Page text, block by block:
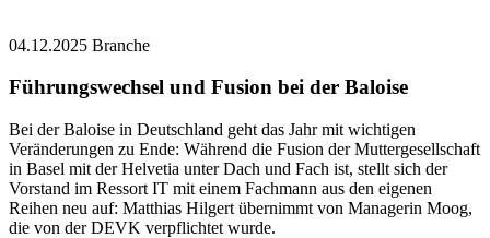
04.12.2025 Branche
Führungswechsel und Fusion bei der Baloise
Bei der Baloise in Deutschland geht das Jahr mit wichtigen
Veränderungen zu Ende: Während die Fusion der Muttergesellschaft
in Basel mit der Helvetia unter Dach und Fach ist, stellt sich der
Vorstand im Ressort IT mit einem Fachmann aus den eigenen
Reihen neu auf: Matthias Hilgert übernimmt von Managerin Moog,
die von der DEVK verpflichtet wurde.